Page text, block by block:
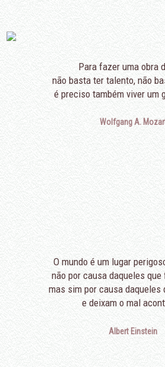
Para fazer uma obra
não basta ter talento, não
é preciso também viver um
Wolfgang A.
O mundo é um lugar
não por causa daqueles que
mas sim por causa daqueles
e deixam o mal
Albert Einstein